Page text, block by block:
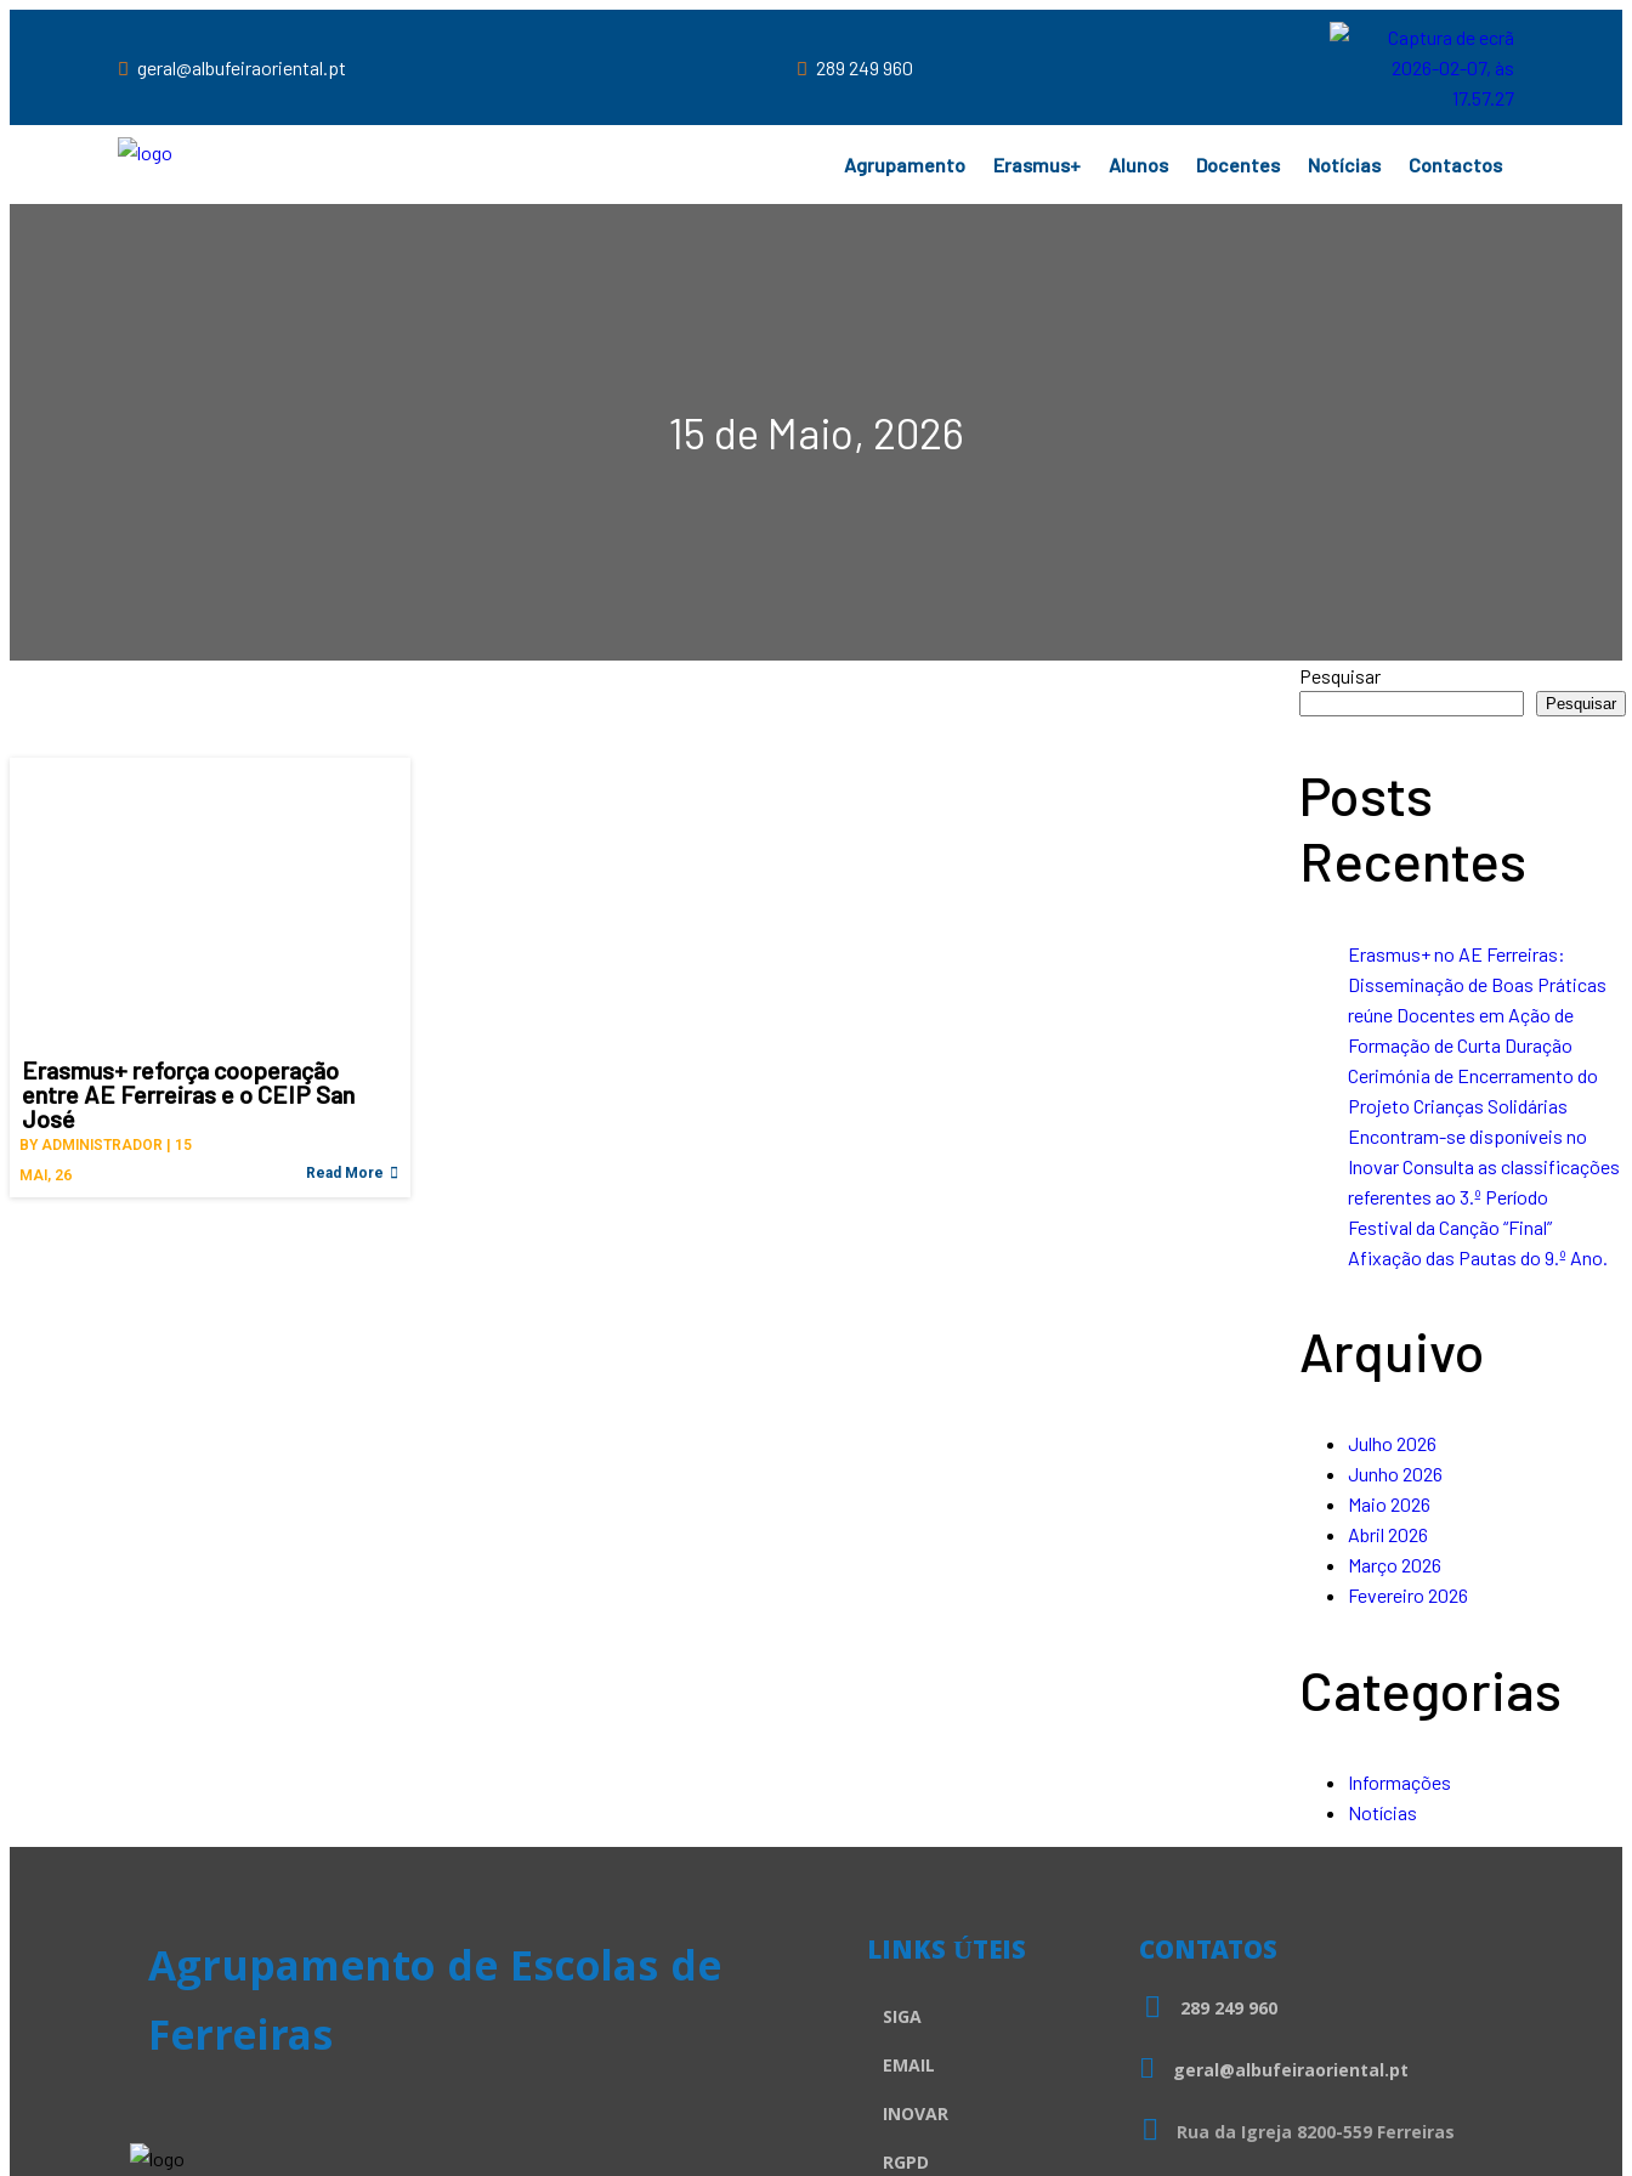
geral@albufeiraoriental.pt 289 249 960
Agrupamento Erasmus+ Alunos Docentes Notícias Contactos
15 de Maio, 2026
Erasmus+ reforça cooperação
entre AE Ferreiras e o CEIP San
José
BY ADMINISTRADOR | 15
MAI, 26
Read More
Pesquisar
Pesquisar
Posts
Recentes
Erasmus+ no AE Ferreiras:
Disseminação de Boas Práticas
reúne Docentes em Ação de
Formação de Curta Duração
Cerimónia de Encerramento do
Projeto Crianças Solidárias
Encontram-se disponíveis no
Inovar Consulta as classificações
referentes ao 3.º Período
Festival da Canção “Final”
Afixação das Pautas do 9.º Ano.
Arquivo
Julho 2026
Junho 2026
Maio 2026
Abril 2026
Março 2026
Fevereiro 2026
Categorias
Informações
Notícias
Agrupamento de Escolas de
Ferreiras
LINKS ÚTEIS
SIGA
EMAIL
INOVAR
RGPD
CONTATOS
289 249 960
geral@albufeiraoriental.pt
Rua da Igreja 8200-559 Ferreiras